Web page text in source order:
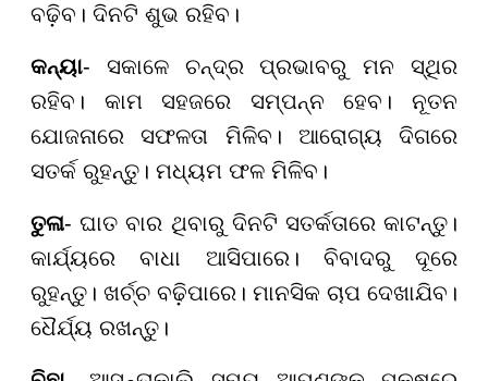
ବଢ଼ିବ। ଦିନଟି ଶୁଭ ରହିବ।
କନ୍ୟା- ସକାଳେ ଚନ୍ଦ୍ର ପ୍ରଭାବରୁ ମନ ସ୍ଥିର
ରହିବ। କାମ ସହଜରେ ସମ୍ପନ୍ନ ହେବ। ନୂତନ
ଯୋଜନାରେ ସଫଳତା ମିଳିବ। ଆରୋଗ୍ୟ ଦିଗରେ
ସତର୍କ ରୁହନ୍ତୁ। ମଧ୍ୟମ ଫଳ ମିଳିବ।
ତୁଳା- ଘାତ ବାର ଥିବାରୁ ଦିନଟି ସତର୍କତାରେ କାଟନ୍ତୁ।
କାର୍ଯ୍ୟରେ ବାଧା ଆସିପାରେ। ବିବାଦରୁ ଦୂରେ
ରୁହନ୍ତୁ। ଖର୍ଚ୍ଚ ବଢ଼ିପାରେ। ମାନସିକ ଚାପ ଦେଖାଯିବ।
ଧୈର୍ଯ୍ୟ ରଖନ୍ତୁ।